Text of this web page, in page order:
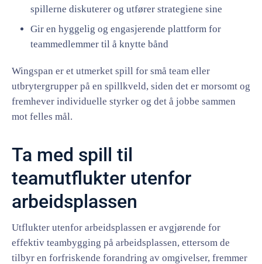
spillerne diskuterer og utfører strategiene sine
Gir en hyggelig og engasjerende plattform for
teammedlemmer til å knytte bånd
Wingspan er et utmerket spill for små team eller
utbrytergrupper på en spillkveld, siden det er morsomt og
fremhever individuelle styrker og det å jobbe sammen
mot felles mål.
Ta med spill til
teamutflukter utenfor
arbeidsplassen
Utflukter utenfor arbeidsplassen er avgjørende for
effektiv teambygging på arbeidsplassen, ettersom de
tilbyr en forfriskende forandring av omgivelser, fremmer